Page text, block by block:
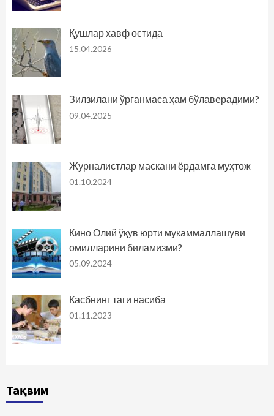
Қушлар хавф остида
15.04.2026
Зилзилани ўрганмаса ҳам бўлаверадими?
09.04.2025
Журналистлар маскани ёрдамга муҳтож
01.10.2024
Кино Олий ўқув юрти мукаммаллашуви
омилларини биламизми?
05.09.2024
Касбнинг таги насиба
01.11.2023
Тақвим